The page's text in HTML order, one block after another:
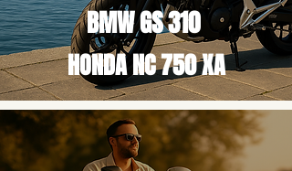
BMW GS 310
HONDA NC 750 XA